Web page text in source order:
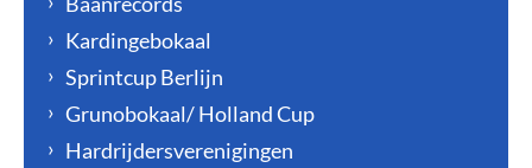
Kardingebokaal
Sprintcup Berlijn
Grunobokaal/ Holland Cup
Hardrijdersverenigingen